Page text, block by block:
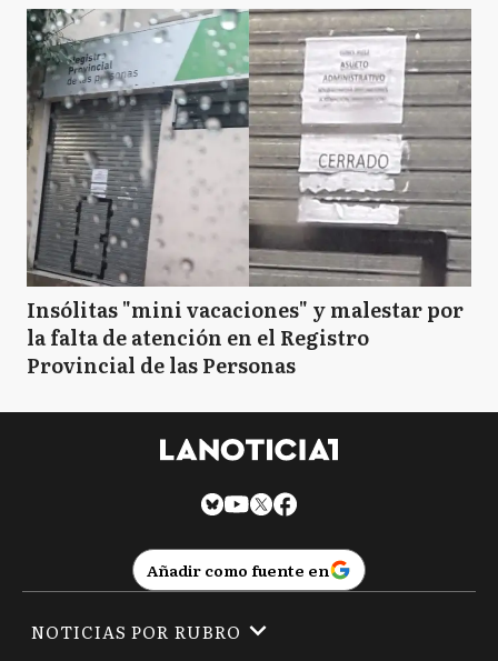
Insólitas "mini vacaciones" y malestar por
la falta de atención en el Registro
Provincial de las Personas
Añadir como fuente en
NOTICIAS POR RUBRO